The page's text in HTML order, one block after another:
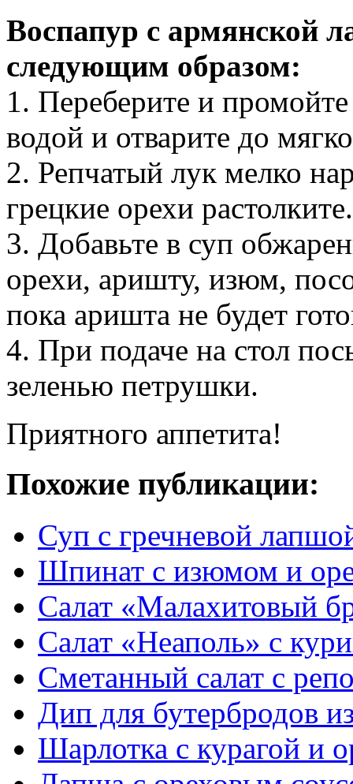
Воспапур с армянской
следующим образом:
1. Переберите и
водой и отварите до
2. Репчатый лук мелко
грецкие орехи растолките.
3. Добавьте в суп
орехи, аришту, изюм,
пока аришта не будет
4. При подаче на стол
зеленью петрушки.
Приятного аппетита!
Похожие публикации:
Суп с гречневой
Шпинат с изюмом и
Салат «Малахитовый
Салат «Неаполь» с
Сметанный салат с
Дип для бутербродов
Шарлотка с курагой и